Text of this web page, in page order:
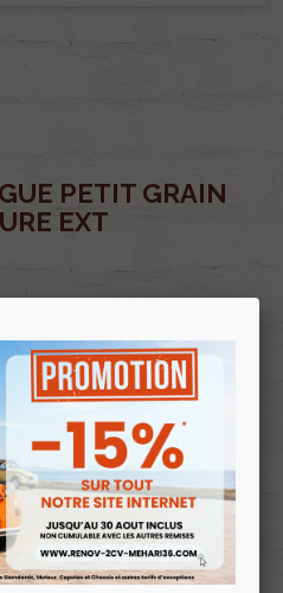
PETIT GRAIN
EXT
€TTC
remisés
clubRenov 2cv